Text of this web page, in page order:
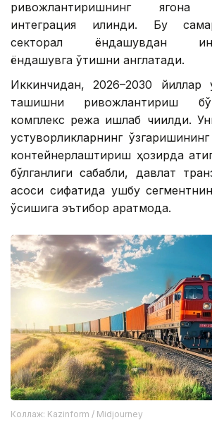
ривожлантиришнинг ягона
интеграция қилинди. Бу
секторал ёндашувдан
ёндашувга ўтишни англатади.
Иккинчидан, 2026–2030 йиллар
ташишни ривожлантириш
комплекс режа ишлаб чиқилди.
устуворликларнинг
контейнерлаштириш ҳозирда
бўлганлиги сабабли, давлат
асоси сифатида ушбу
ўсишига эътибор қаратмоқда.
Коллаж: Kazinform / Midjourney